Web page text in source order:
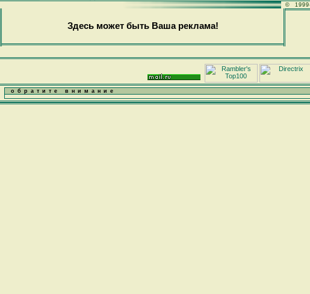
© 1999-
Здесь может быть Ваша реклама!
обратите внимание